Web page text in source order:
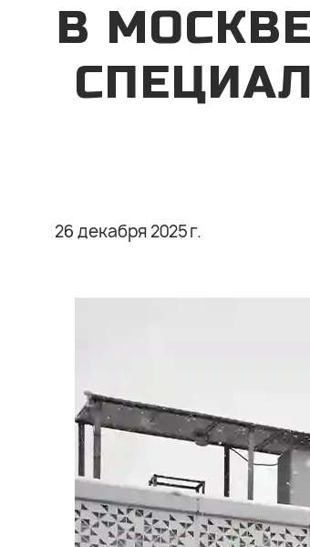
В
26 декабря 2025 г.